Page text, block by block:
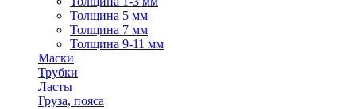
Толщина 5 мм
Толщина 7 мм
Толщина 9-11 мм
Маски
Трубки
Ласты
Груза, пояса